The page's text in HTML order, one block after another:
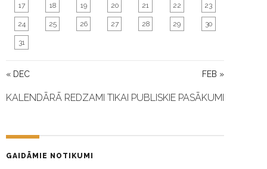
« DEC FEB »
17 18 19 20 21 22 23
24 25 26 27 28 29 30
31
KALENDĀRĀ REDZAMI TIKAI PUBLISKIE PASĀKUMI
GAIDĀMIE NOTIKUMI